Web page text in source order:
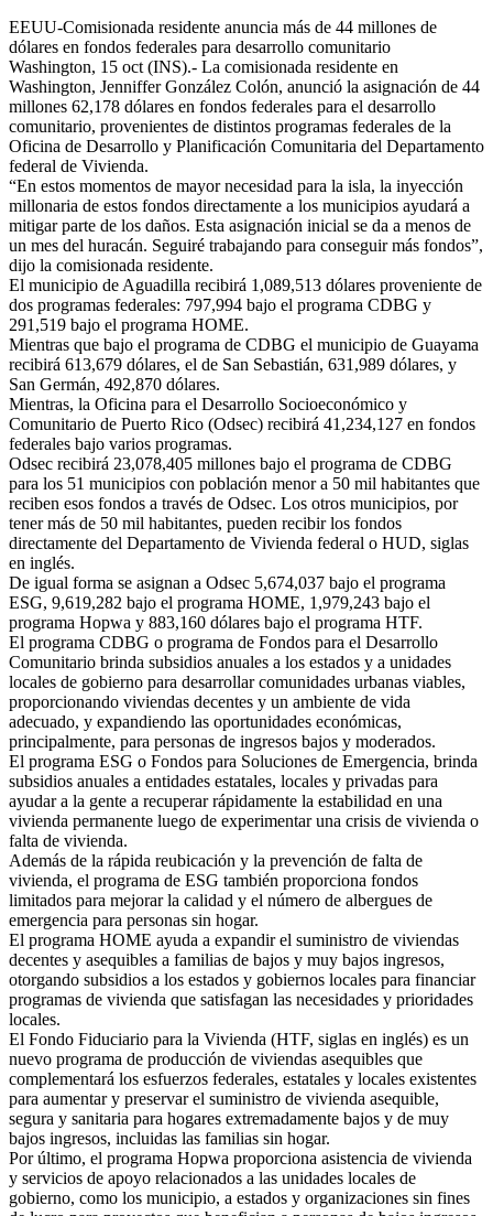
EEUU-Comisionada residente anuncia más de 44 millones de
dólares en fondos federales para desarrollo comunitario
Washington, 15 oct (INS).- La comisionada residente en
Washington, Jenniffer González Colón, anunció la asignación de 44
millones 62,178 dólares en fondos federales para el desarrollo
comunitario, provenientes de distintos programas federales de la
Oficina de Desarrollo y Planificación Comunitaria del Departamento
federal de Vivienda.
“En estos momentos de mayor necesidad para la isla, la inyección
millonaria de estos fondos directamente a los municipios ayudará a
mitigar parte de los daños. Esta asignación inicial se da a menos de
un mes del huracán. Seguiré trabajando para conseguir más fondos”,
dijo la comisionada residente.
El municipio de Aguadilla recibirá 1,089,513 dólares proveniente de
dos programas federales: 797,994 bajo el programa CDBG y
291,519 bajo el programa HOME.
Mientras que bajo el programa de CDBG el municipio de Guayama
recibirá 613,679 dólares, el de San Sebastián, 631,989 dólares, y
San Germán, 492,870 dólares.
Mientras, la Oficina para el Desarrollo Socioeconómico y
Comunitario de Puerto Rico (Odsec) recibirá 41,234,127 en fondos
federales bajo varios programas.
Odsec recibirá 23,078,405 millones bajo el programa de CDBG
para los 51 municipios con población menor a 50 mil habitantes que
reciben esos fondos a través de Odsec. Los otros municipios, por
tener más de 50 mil habitantes, pueden recibir los fondos
directamente del Departamento de Vivienda federal o HUD, siglas
en inglés.
De igual forma se asignan a Odsec 5,674,037 bajo el programa
ESG, 9,619,282 bajo el programa HOME, 1,979,243 bajo el
programa Hopwa y 883,160 dólares bajo el programa HTF.
El programa CDBG o programa de Fondos para el Desarrollo
Comunitario brinda subsidios anuales a los estados y a unidades
locales de gobierno para desarrollar comunidades urbanas viables,
proporcionando viviendas decentes y un ambiente de vida
adecuado, y expandiendo las oportunidades económicas,
principalmente, para personas de ingresos bajos y moderados.
El programa ESG o Fondos para Soluciones de Emergencia, brinda
subsidios anuales a entidades estatales, locales y privadas para
ayudar a la gente a recuperar rápidamente la estabilidad en una
vivienda permanente luego de experimentar una crisis de vivienda o
falta de vivienda.
Además de la rápida reubicación y la prevención de falta de
vivienda, el programa de ESG también proporciona fondos
limitados para mejorar la calidad y el número de albergues de
emergencia para personas sin hogar.
El programa HOME ayuda a expandir el suministro de viviendas
decentes y asequibles a familias de bajos y muy bajos ingresos,
otorgando subsidios a los estados y gobiernos locales para financiar
programas de vivienda que satisfagan las necesidades y prioridades
locales.
El Fondo Fiduciario para la Vivienda (HTF, siglas en inglés) es un
nuevo programa de producción de viviendas asequibles que
complementará los esfuerzos federales, estatales y locales existentes
para aumentar y preservar el suministro de vivienda asequible,
segura y sanitaria para hogares extremadamente bajos y de muy
bajos ingresos, incluidas las familias sin hogar.
Por último, el programa Hopwa proporciona asistencia de vivienda
y servicios de apoyo relacionados a las unidades locales de
gobierno, como los municipio, a estados y organizaciones sin fines